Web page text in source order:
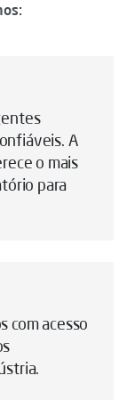
A
o mais
para
com acesso